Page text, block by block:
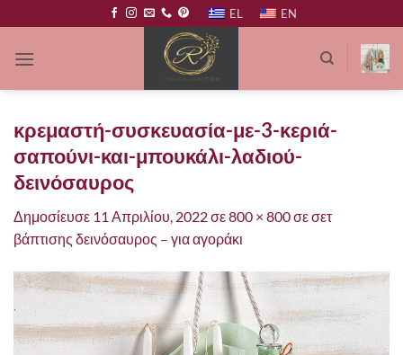
στο
περιεχόμενο
EL EN
κρεμαστή-συσκευασία-με-3-κεριά-
σαπούνι-και-μπουκάλι-λαδιού-
δεινόσαυρος
Δημοσίευσε 11 Απριλίου, 2022σε800 × 800σεσετ
βάπτισης δεινόσαυρος – για αγοράκι